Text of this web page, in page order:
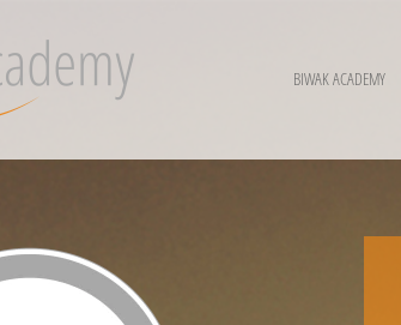
BIWAK ACADEMY